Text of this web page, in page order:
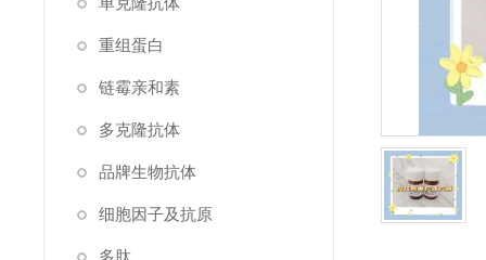
重组蛋白
链霉亲和素
多克隆抗体
品牌生物抗体
细胞因子及抗原
多肽